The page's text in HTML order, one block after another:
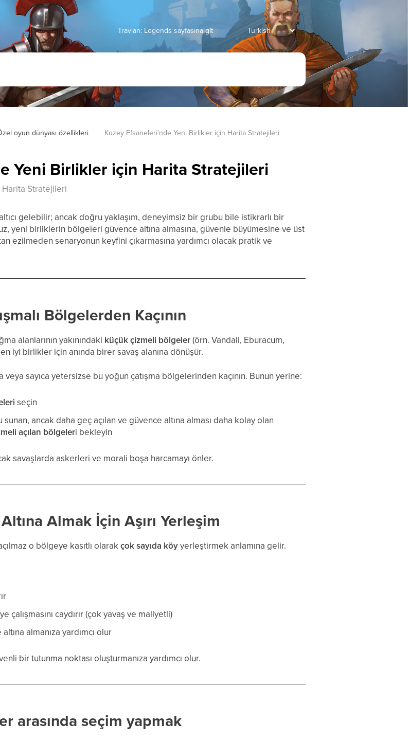
Travian: Legends sayfasına git
oyun dünyası özellikleri Kuzey Efsaneleri'nde Yeni Birlikler için Harita Stratejileri
Yeni Birlikler için Harita Stratejileri
Stratejileri
gelebilir; ancak doğru yaklaşım, deneyimsiz bir grubu bile istikrarlı bir
yeni birliklerin bölgeleri güvence altına almasına, güvenle büyümesine ve üst
ezilmeden senaryonun keyfini çıkarmasına yardımcı olacak pratik ve
Bölgelerden Kaçının
alanlarının yakınındaki küçük çizmeli bölgeler(örn. Vandali, Eburacum,
iyi birlikler için anında birer savaş alanına dönüşür.
sayıca yetersizse bu yoğun çatışma bölgelerinden kaçının. Bunun yerine:
seçin
ancak daha geç açılan ve güvence altına alması daha kolay olan
açılan bölgeleri bekleyin
savaşlarda askerleri ve morali boşa harcamayı önler.
Almak İçin Aşırı Yerleşim
o bölgeye kasıtlı olarakçok sayıda köyyerleştirmek anlamına gelir.
caydırır (çok yavaş ve maliyetli)
almanıza yardımcı olur
bir tutunma noktası oluşturmanıza yardımcı olur.
arasında seçim yapmak